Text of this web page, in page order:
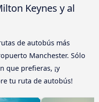
Keynes y al
de autobús más
Manchester. Sólo
que prefieras, ¡y
tu ruta de autobús!